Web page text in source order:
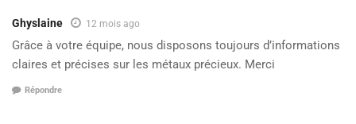
Ghyslaine 12 mois ago
Grâce à votre équipe, nous disposons toujours d’informations
claires et précises sur les métaux précieux. Merci
Répondre